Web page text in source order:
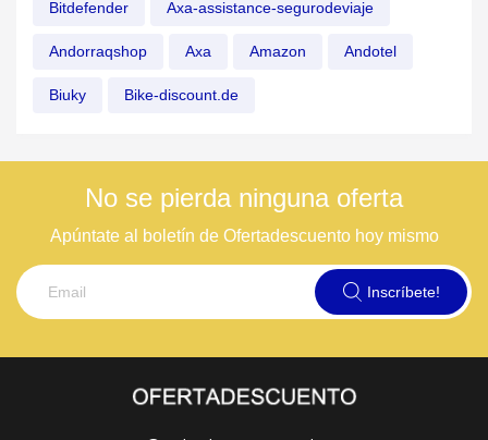
Bitdefender Axa-assistance-segurodeviaje
Andorraqshop Axa Amazon Andotel
Biuky Bike-discount.de
No se pierda ninguna oferta
Apúntate al boletín de Ofertadescuento hoy mismo
Inscríbete!